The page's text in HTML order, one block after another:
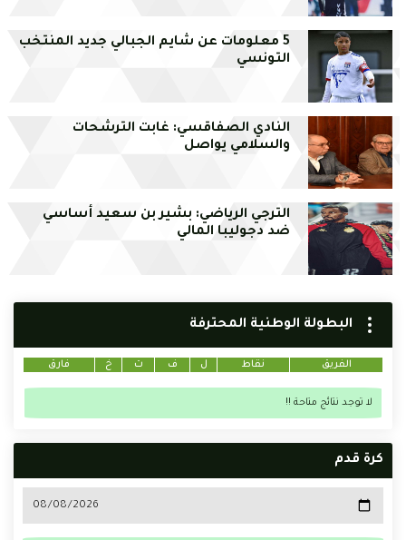
5 معلومات عن شايم الجبالي جديد المنتخب
التونسي
النادي الصفاقسي: غابت الترشحات
والسلامي يواصل
الترجي الرياضي: بشير بن سعيد أساسي
ضد دجوليبا المالي
البطولة الوطنية المحترفة
الفريق نقاط ل ف ت خ فارق
لا توجد نتائج متاحة !!
كرة قدم